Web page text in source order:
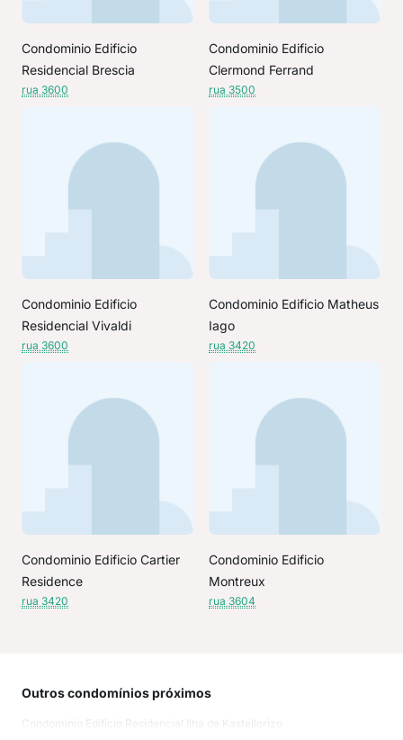
Condominio Edificio
Residencial Brescia
rua 3600
Condominio Edificio
Clermond Ferrand
rua 3500
Condominio Edificio
Residencial Vivaldi
rua 3600
Condominio Edificio Matheus
Iago
rua 3420
Condominio Edificio Cartier
Residence
rua 3420
Condominio Edificio
Montreux
rua 3604
Outros condomínios próximos
Condominio Edificio Residencial Ilha de Kastellorizo